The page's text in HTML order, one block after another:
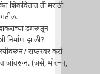
शिकवितात ती मराठी
डमरूतून
निर्माण झाली?
सप्तस्वर कसे
(जसे, मोर=प,